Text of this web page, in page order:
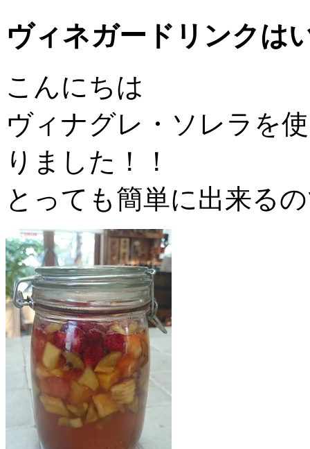
ヴィネガードリンクは
こんにちは
ヴィナグレ・ソレラを
りました！！
とっても簡単に出来る